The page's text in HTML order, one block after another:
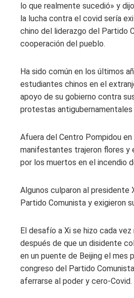
lo que realmente sucedió» y
la lucha contra el covid sería
chino del liderazgo del Partido
cooperación del pueblo.
Ha sido común en los últimos
estudiantes chinos en el
apoyo de su gobierno contra
protestas antigubernamentales
Afuera del Centro Pompidou en
manifestantes trajeron flores y
por los muertos en el incendio
Algunos culparon al presidente
Partido Comunista y exigieron
El desafío a Xi se hizo cada vez
después de que un disidente
en un puente de Beijing el mes
congreso del Partido
aferrarse al poder y cero-Covid.